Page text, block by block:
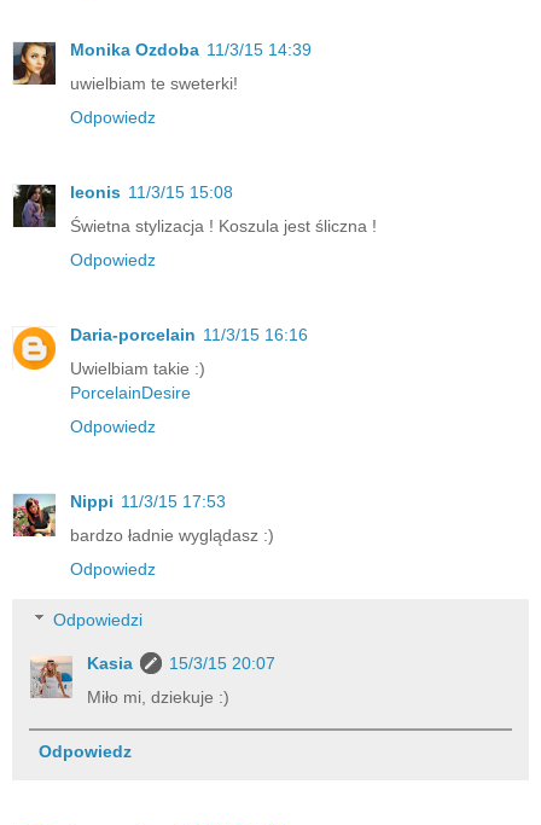
Monika Ozdoba 11/3/15 14:39
uwielbiam te sweterki!
Odpowiedz
leonis 11/3/15 15:08
Świetna stylizacja ! Koszula jest śliczna !
Odpowiedz
Daria-porcelain 11/3/15 16:16
Uwielbiam takie :)
PorcelainDesire
Odpowiedz
Nippi 11/3/15 17:53
bardzo ładnie wyglądasz :)
Odpowiedz
Odpowiedzi
Kasia
15/3/15 20:07
Miło mi, dziekuje :)
Odpowiedz